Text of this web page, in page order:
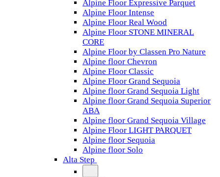
Alpine Floor Expressive Parquet
Alpine Floor Intense
Alpine Floor Real Wood
Alpine Floor STONE MINERAL
CORE
Alpine Floor by Classen Pro Nature
Alpine floor Chevron
Alpine Floor Classic
Alpine Floor Grand Sequoia
Alpine floor Grand Sequoia Light
Alpine floor Grand Sequoia Superior
ABA
Alpine floor Grand Sequoia Village
Alpine Floor LIGHT PARQUET
Alpine floor Sequoia
Alpine floor Solo
Alta Step